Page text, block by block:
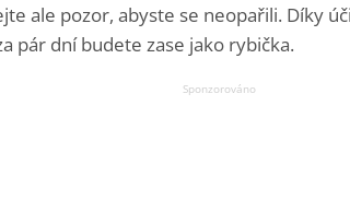
ale pozor, abyste se neopařili. Díky
pár dní budete zase jako rybička.